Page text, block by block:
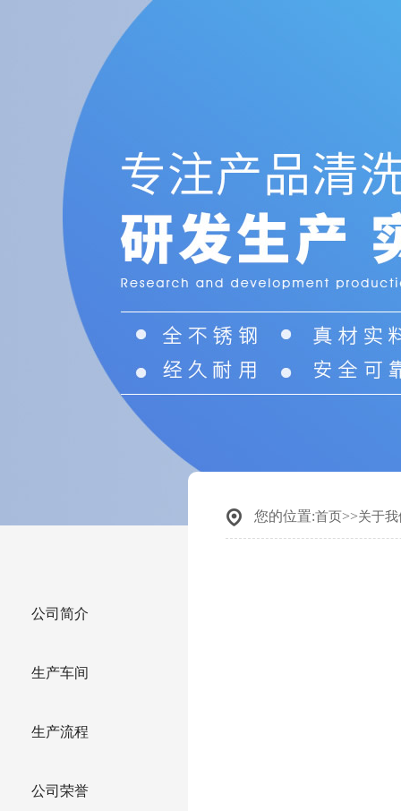
公司简介
生产车间
生产流程
公司荣誉
您的位置:首页>>关于我